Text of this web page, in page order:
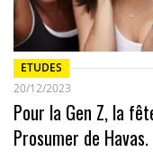
ETUDES
20/12/2023
Pour la Gen Z, la
Prosumer de Havas.